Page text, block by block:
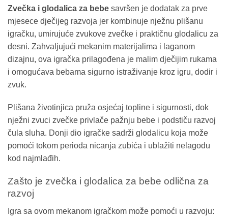
Zvečka i glodalica za bebe savršen je dodatak za prve
mjesece dječijeg razvoja jer kombinuje nježnu plišanu
igračku, umirujuće zvukove zvečke i praktičnu glodalicu za
desni. Zahvaljujući mekanim materijalima i laganom
dizajnu, ova igračka prilagođena je malim dječijim rukama
i omogućava bebama sigurno istraživanje kroz igru, dodir i
zvuk.
Plišana životinjica pruža osjećaj topline i sigurnosti, dok
nježni zvuci zvečke privlače pažnju bebe i podstiču razvoj
čula sluha. Donji dio igračke sadrži glodalicu koja može
pomoći tokom perioda nicanja zubića i ublažiti nelagodu
kod najmlađih.
Zašto je zvečka i glodalica za bebe odlična za
razvoj
Igra sa ovom mekanom igračkom može pomoći u razvoju: